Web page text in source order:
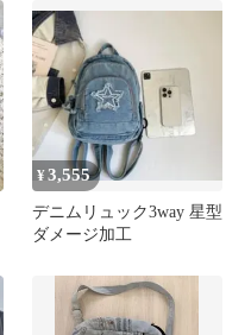
¥3,555
デニムリュック3way 星型
ダメージ加工